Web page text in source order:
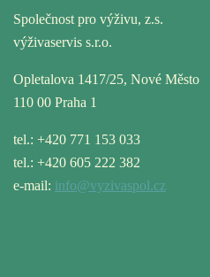
Společnost pro výživu, z.s.
výživaservis s.r.o.
Opletalova 1417/25, Nové Město
110 00 Praha 1
tel.: +420 771 153 033
tel.: +420 605 222 382
e-mail: info@vyzivaspol.cz